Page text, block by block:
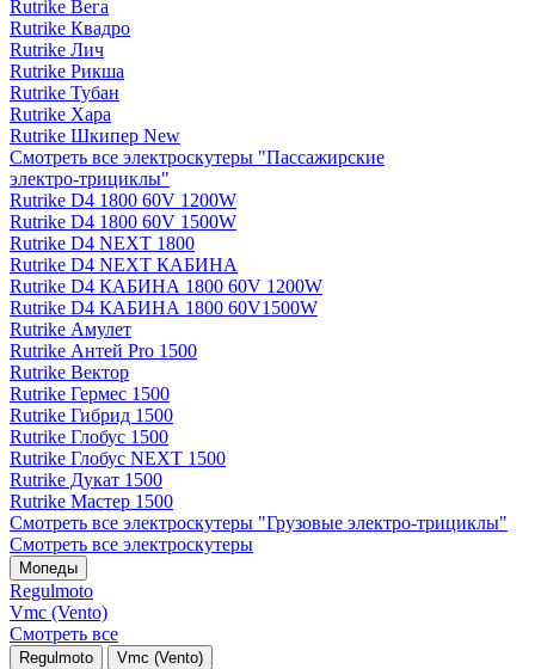
Rutrike Вега
Rutrike Квадро
Rutrike Лич
Rutrike Рикша
Rutrike Тубан
Rutrike Хара
Rutrike Шкипер New
Смотреть все электро­скутеры "Пассажирские
электро‑трициклы"
Rutrike D4 1800 60V 1200W
Rutrike D4 1800 60V 1500W
Rutrike D4 NEXT 1800
Rutrike D4 NEXT КАБИНА
Rutrike D4 КАБИНА 1800 60V 1200W
Rutrike D4 КАБИНА 1800 60V1500W
Rutrike Амулет
Rutrike Антей Pro 1500
Rutrike Вектор
Rutrike Гермес 1500
Rutrike Гибрид 1500
Rutrike Глобус 1500
Rutrike Глобус NEXT 1500
Rutrike Дукат 1500
Rutrike Мастер 1500
Смотреть все электро­скутеры "Грузовые электро‑трициклы"
Смотреть все электро­скутеры
Мопеды
Regulmoto
Vmc (Vento)
Смотреть все
Regulmoto Vmc (Vento)